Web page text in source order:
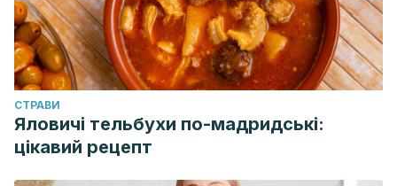
CТРАВИ
Яловичі тельбухи по-мадридські:
цікавий рецепт